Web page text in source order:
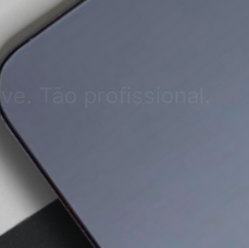
Tão profissional.